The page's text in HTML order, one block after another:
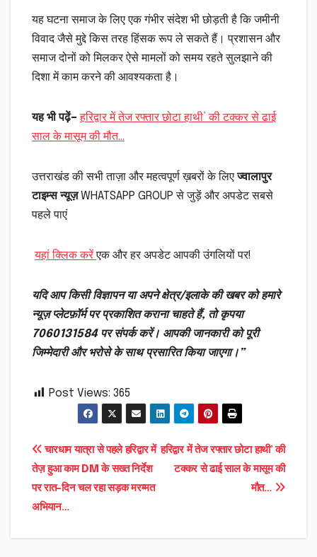
यह घटना समाज के लिए एक गंभीर संदेश भी छोड़ती है कि जमीनी
विवाद जैसे मुद्दे किस तरह हिंसक रूप ले सकते हैं। प्रशासन और
समाज दोनों को मिलकर ऐसे मामलों को समय रहते सुलझाने की
दिशा में काम करने की आवश्यकता है।
यह भी पढ़ें– हरिद्वार में तेज रफ्तार छोटा हाथी’ की टक्कर से ढाई
साल के मासूम की मौत…
उत्तराखंड की सभी ताज़ा और महत्वपूर्ण ख़बरों के लिएज्वालापुर
टाइम्स न्यूज़WHATSAPP GROUP से जुड़ें और अपडेट सबसे
पहले पाएं
यहां क्लिक करेंएक और हर अपडेट आपकी उंगलियों पर!
यदि आप किसी विज्ञापन या अपने क्षेत्र/इलाके की खबर को हमारे
न्यूज़ प्लेटफ़ॉर्म पर प्रकाशित कराना चाहते हैं, तो कृपया
7060131584 पर संपर्क करें। आपकी जानकारी को पूरी
जिम्मेदारी और भरोसे के साथ प्रसारित किया जाएगा।”
Post Views: 365
Post
navigation
हरिद्वार में तेज रफ्तार छोटा हाथी’ की
टक्कर से ढाई साल के मासूम की
मौत…
चारधाम यात्रा से पहले हरिद्वार में
तेज़ हुआ काम DM के सख्त निर्देश
पर रात-दिन चल रहा सड़क मरम्मत
अभियान…